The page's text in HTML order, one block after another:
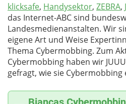
klicksafe, Handysektor, ZEBRA,
das Internet-ABC sind
Landesmedienanstalten. Wir
eigene Art und Weise
Thema Cybermobbing. Zum
Cybermobbing haben wir
gefragt, wie sie